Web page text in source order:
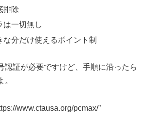
排除
は一切無し
な分だけ使えるポイント制
認証が必要ですけど、手順に沿ったら
www.ctausa.org/pcmax/”